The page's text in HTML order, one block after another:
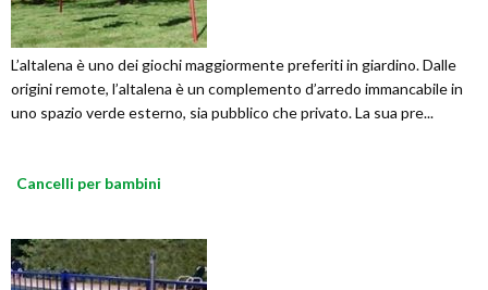
L’altalena è uno dei giochi maggiormente preferiti in giardino. Dalle
origini remote, l’altalena è un complemento d’arredo immancabile in
uno spazio verde esterno, sia pubblico che privato. La sua pre...
Cancelli per bambini